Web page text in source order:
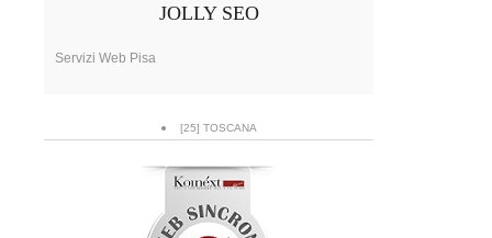
JOLLY SEO
Servizi Web Pisa
[25] TOSCANA